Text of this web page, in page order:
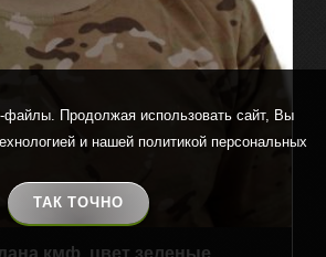
Продолжая использовать сайт, Вы
и нашей политикой персональных
ТАК ТОЧНО